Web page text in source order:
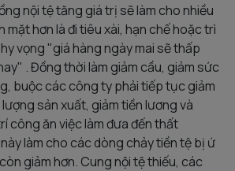
nội tệ tăng giá trị sẽ làm cho nhiều
mặt hơn là đi tiêu xài, hạn chế hoặc trì
vọng "giá hàng ngày mai sẽ thấp
. Đồng thời làm giảm cầu, giảm sức
buộc các công ty phải tiếp tục giảm
sản xuất, giảm tiền lương và
công ăn việc làm đưa đến thất
làm cho các dòng chảy tiền tệ bị ứ
giảm hơn. Cung nội tệ thiếu, các